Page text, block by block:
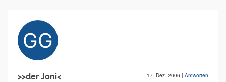
>>der Joni< 17. Dez. 2006 | Antworten